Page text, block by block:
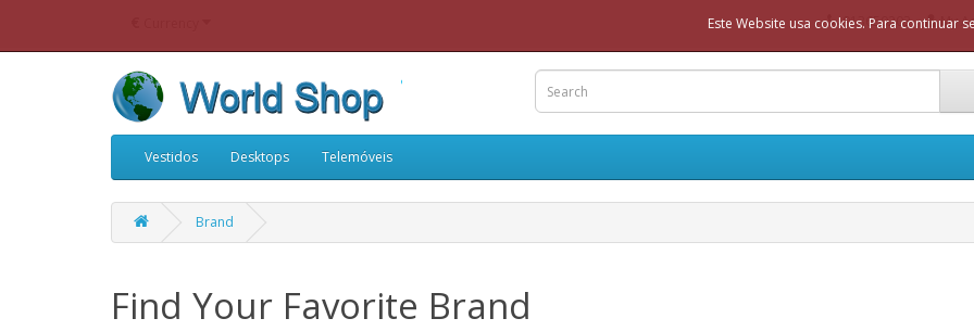
913650203 My
Vestidos Desktops Telemóveis
Brand
Find Your Favorite Brand
Este Website usa cookies. Para continuar